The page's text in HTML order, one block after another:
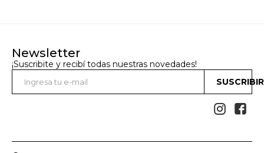
Newsletter
¡Suscribite y recibí todas nuestras novedades!
 